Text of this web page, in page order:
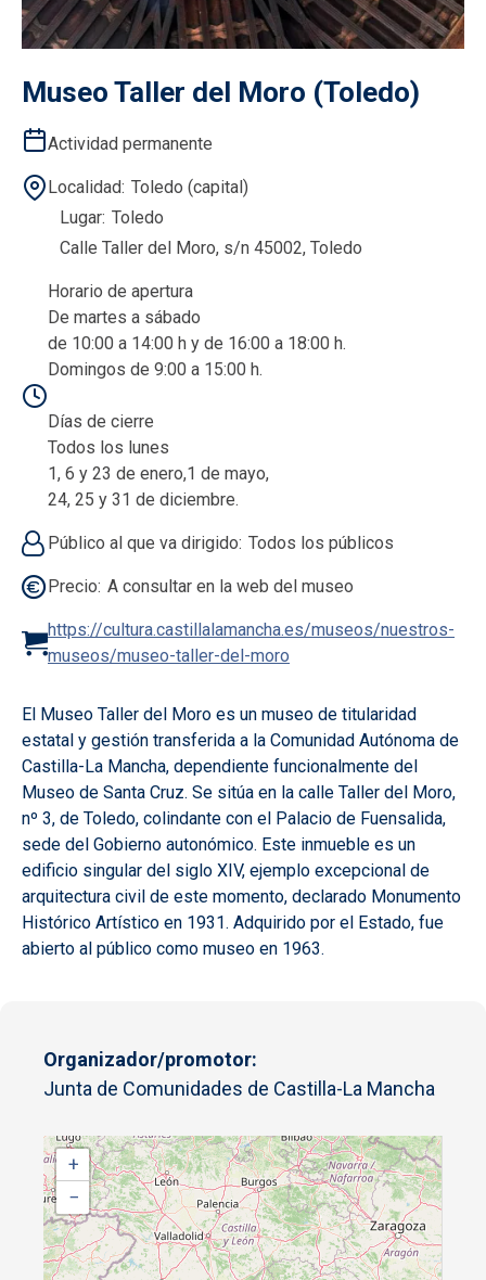
Museo Taller del Moro (Toledo)
Actividad permanente
Localidad Toledo (capital)
Lugar Toledo
Calle Taller del Moro, s/n 45002, Toledo
Horario de apertura
De martes a sábado
de 10:00 a 14:00 h y de 16:00 a 18:00 h.
Domingos de 9:00 a 15:00 h.
Días de cierre
Todos los lunes
1, 6 y 23 de enero,1 de mayo,
24, 25 y 31 de diciembre.
Público al que va dirigido Todos los públicos
Precio A consultar en la web del museo
https://cultura.castillalamancha.es/museos/nuestros-
museos/museo-taller-del-moro
El Museo Taller del Moro es un museo de titularidad
estatal y gestión transferida a la Comunidad Autónoma de
Castilla-La Mancha, dependiente funcionalmente del
Museo de Santa Cruz. Se sitúa en la calle Taller del Moro,
nº 3, de Toledo, colindante con el Palacio de Fuensalida,
sede del Gobierno autonómico. Este inmueble es un
edificio singular del siglo XIV, ejemplo excepcional de
arquitectura civil de este momento, declarado Monumento
Histórico Artístico en 1931. Adquirido por el Estado, fue
abierto al público como museo en 1963.
Organizador/promotor
Junta de Comunidades de Castilla-La Mancha
+
−